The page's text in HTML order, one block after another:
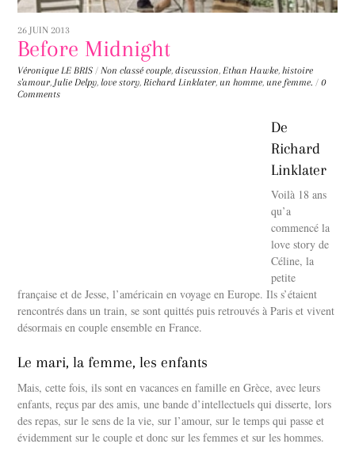
26 JUIN 2013
Before Midnight
Véronique LE BRIS / Non classé couple,discussion, Ethan Hawke,histoire
s'amour, Julie Delpy,love story, Richard Linklater, un homme, une femme. / 0
Comments
De
Richard
Linklater
Voilà 18 ans
qu’a
commencé la
love story de
Céline, la
petite
française et de Jesse, l’américain en voyage en Europe. Ils s’étaient
rencontrés dans un train, se sont quittés puis retrouvés à Paris et vivent
désormais en couple ensemble en France.
Le mari, la femme, les enfants
Mais, cette fois, ils sont en vacances en famille en Grèce, avec leurs
enfants, reçus par des amis, une bande d’intellectuels qui disserte, lors
des repas, sur le sens de la vie, sur l’amour, sur le temps qui passe et
évidemment sur le couple et donc sur les femmes et sur les hommes.